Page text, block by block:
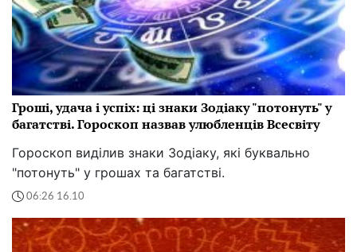
Гроші, удача і успіх: ці знаки Зодіаку "потонуть" у
багатстві. Гороскоп назвав улюбленців Всесвіту
Гороскоп виділив знаки Зодіаку, які буквально
"потонуть" у грошах та багатстві.
06:26 16.10